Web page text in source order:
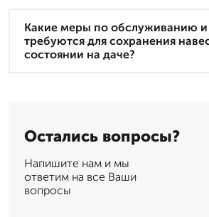
Какие меры по обслуживанию и
требуются для сохранения
состоянии на даче?
Остались вопросы?
Напишите нам и мы
ответим на все Ваши
вопросы